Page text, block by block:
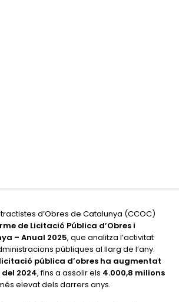
d’Obres de Catalunya (CCOC)
de Licitació Pública d’Obres i
– Anual 2025, que analitza l’activitat
públiques al llarg de l’any.
licitació pública d’obres ha augmentat
del 2024, fins a assolir els 4.000,8 milions
elevat dels darrers anys.